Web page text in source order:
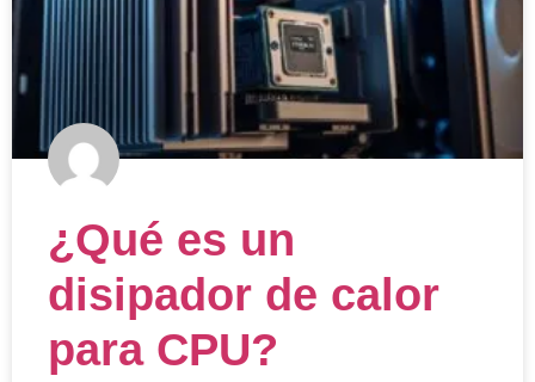
¿Qué es un
disipador de calor
para CPU?